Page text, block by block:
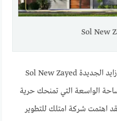
صُممت الفلل داخل كمبوند سول زايد الجديدة Sol New Zayed
الواسعة التي تمنحك حرية
اهتمت شركة امتلك للتطوير